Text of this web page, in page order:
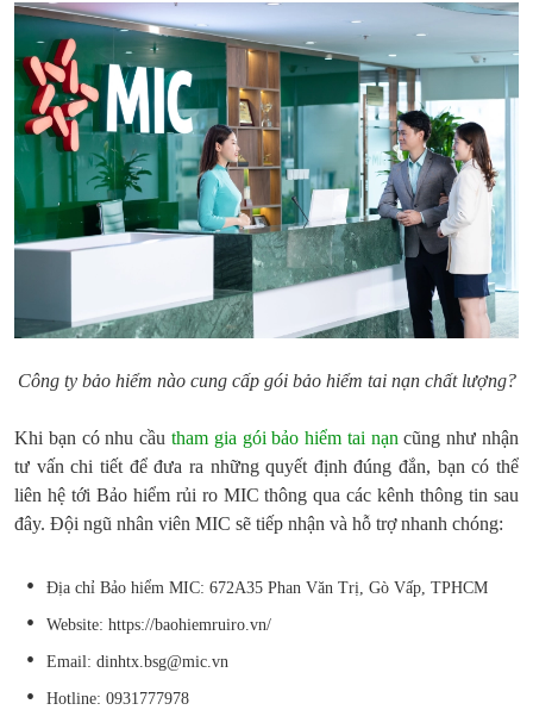
Công ty bảo hiểm nào cung cấp gói bảo hiểm tai nạn chất lượng?
Khi bạn có nhu cầu tham gia gói bảo hiểm tai nạn cũng như nhận
tư vấn chi tiết để đưa ra những quyết định đúng đắn, bạn có thể
liên hệ tới Bảo hiểm rủi ro MIC thông qua các kênh thông tin sau
đây. Đội ngũ nhân viên MIC sẽ tiếp nhận và hỗ trợ nhanh chóng:
Địa chỉ Bảo hiểm MIC: 672A35 Phan Văn Trị, Gò Vấp, TPHCM
Website: https://baohiemruiro.vn/
Email: dinhtx.bsg@mic.vn
Hotline: 0931777978